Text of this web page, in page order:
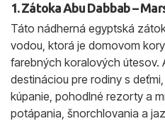
1. Zátoka Abu Dabbab –
Táto nádherná egyptská
vodou, ktorá je domovom
farebných koralových útesov.
destináciou pre rodiny s
kúpanie, pohodlné rezorty a
potápania, šnorchlovania a